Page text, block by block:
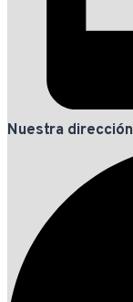
Nuestra dirección